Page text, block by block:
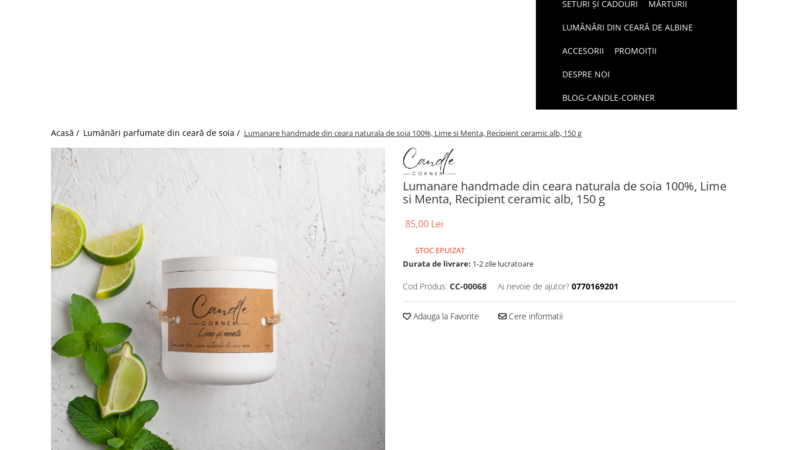
SETURI ȘI CADOURI MĂRTURII
LUMÂNĂRI DIN CEARĂ DE ALBINE
ACCESORII PROMOIȚII
DESPRE NOI
BLOG-CANDLE-CORNER
Acasă / Lumânări parfumate din ceară de soia / Lumanare handmade din ceara naturala de soia 100%, Lime si Menta, Recipient ceramic alb, 150 g
Lumanare handmade din ceara naturala de soia 100%, Lime
si Menta, Recipient ceramic alb, 150 g
85,00 Lei
STOC EPUIZAT
Durata de livrare: 1-2 zile lucratoare
Cod Produs: CC-00068 Ai nevoie de ajutor? 0770169201
Adauga la Favorite Cere informatii